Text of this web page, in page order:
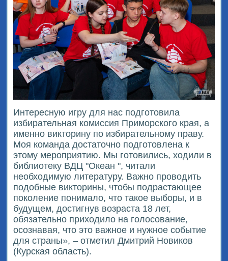
Интересную игру для нас подготовила
избирательная комиссия Приморского края, а
именно викторину по избирательному праву.
Моя команда достаточно подготовлена к
этому мероприятию. Мы готовились, ходили в
библиотеку ВДЦ "Океан ", читали
необходимую литературу. Важно проводить
подобные викторины, чтобы подрастающее
поколение понимало, что такое выборы, и в
будущем, достигнув возраста 18 лет,
обязательно приходило на голосование,
осознавая, что это важное и нужное событие
для страны», – отметил Дмитрий Новиков
(Курская область).